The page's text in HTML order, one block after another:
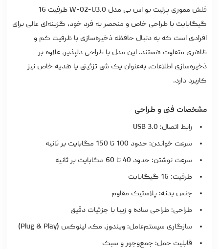
فلش مموری پرلیت یو اس بی مدل W-02-U3.0 ظرفیت 16
گیگابایت با طراحی خاص و منحصر به فرد خود، گزینه‌ای عالی برای
افرادی است که به دنبال حافظه ذخیره‌سازی با ظرفیت کم و
ظاهری متفاوت هستند. این مدل با طراحی دلپذیر، علاوه بر
ذخیره‌سازی اطلاعات، به‌عنوان یک شی تزئینی یا هدیه خاص نیز
کاربرد دارد.
مشخصات فنی و طراحی
رابط اتصال: USB 3.0
سرعت خواندن: حدود 100 تا 150 مگابایت بر ثانیه
سرعت نوشتن: حدود 40 تا 60 مگابایت بر ثانیه
ظرفیت: 16 گیگابایت
جنس بدنه: پلاستیک مقاوم
طراحی: طراحی ساده و زیبا با جزئیات دقیق
سازگاری سیستم‌عامل: ویندوز، مک، لینوکس (Plug & Play)
قابلیت حمل: جمع‌وجور و سبک